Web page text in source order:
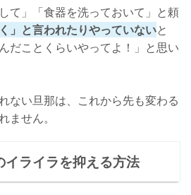
て」「食器を洗っておいて」と頼
」と言われたりやっていないと
だことくらいやってよ！」と思い
ない旦那は、これから先も変わる
ません。
イライラを抑える方法